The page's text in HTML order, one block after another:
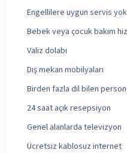
Engellilere uygun servis yok
Bebek veya çocuk bakım
Valiz dolabı
Dış mekan mobilyaları
Birden fazla dil bilen
24 saat açık resepsiyon
Genel alanlarda televizyon
Ücretsiz kablosuz internet